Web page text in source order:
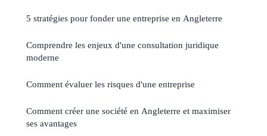
5 stratégies pour fonder une entreprise en Angleterre
Comprendre les enjeux d'une consultation juridique
moderne
Comment évaluer les risques d'une entreprise
Comment créer une société en Angleterre et maximiser
ses avantages